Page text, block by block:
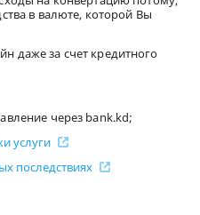
в валюте, которой Вы
даже за счет кредитного
через bank.kd;
услуги
последствиях